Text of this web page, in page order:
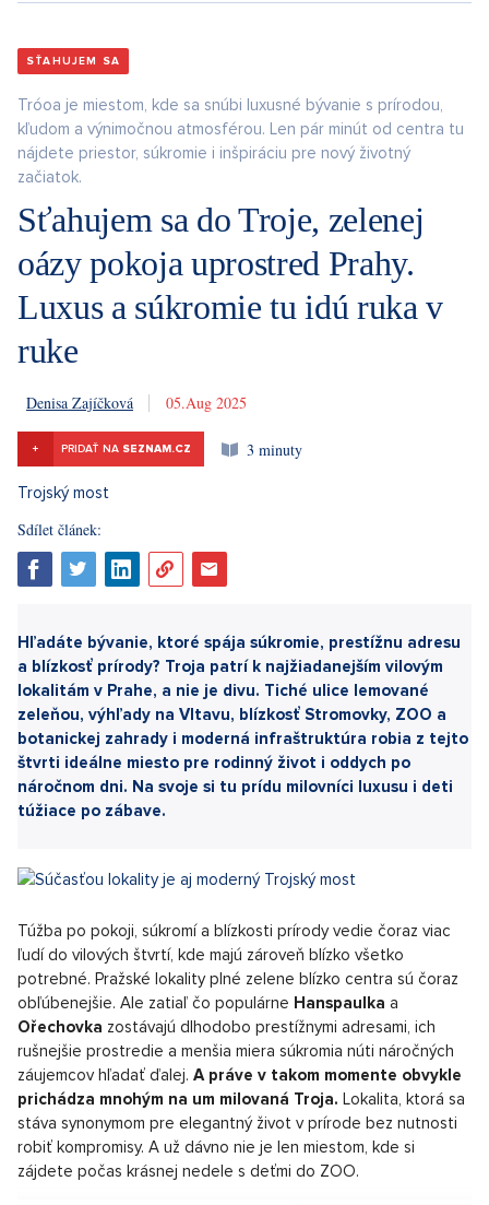
SŤAHUJEM SA
Tróoa je miestom, kde sa snúbi luxusné bývanie s prírodou,
kľudom a výnimočnou atmosférou. Len pár minút od centra tu
nájdete priestor, súkromie i inšpiráciu pre nový životný
začiatok.
Sťahujem sa do Troje, zelenej
oázy pokoja uprostred Prahy.
Luxus a súkromie tu idú ruka v
ruke
Denisa Zajíčková 5. 8. 2025
+ PRIDAŤ NA SEZNAM.CZ 3 minuty
Sdílet článek:
Hľadáte bývanie, ktoré spája súkromie, prestížnu adresu
a blízkosť prírody? Troja patrí k najžiadanejším vilovým
lokalitám v Prahe, a nie je divu. Tiché ulice lemované
zeleňou, výhľady na Vltavu, blízkosť Stromovky, ZOO a
botanickej zahrady i moderná infraštruktúra robia z tejto
štvrti ideálne miesto pre rodinný život i oddych po
náročnom dni. Na svoje si tu prídu milovníci luxusu i deti
túžiace po zábave.